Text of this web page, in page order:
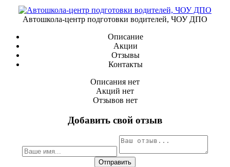
Автошкола-центр подготовки водителей, ЧОУ ДПО
Описание
Акции
Отзывы
Контакты
Описания нет
Акций нет
Отзывов нет
Добавить свой отзыв